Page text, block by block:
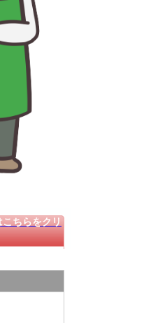
ちらをクリ